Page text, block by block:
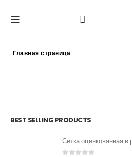
Главная страница
BEST SELLING PRODUCTS